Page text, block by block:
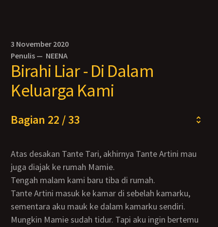
3 November 2020
Penulis — NEENA
Birahi Liar - Di Dalam
Keluarga Kami
Bagian 22 / 33
Atas desakan Tante Tari, akhirnya Tante Artini mau
juga diajak ke rumah Mamie.
Tengah malam kami baru tiba di rumah.
Tante Artini masuk ke kamar di sebelah kamarku,
sementara aku mauk ke dalam kamarku sendiri.
Mungkin Mamie sudah tidur. Tapi aku ingin bertemu